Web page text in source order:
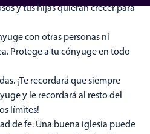
y tus hijas quieran crecer para
con otras personas ni
Protege a tu cónyuge en todo
¡Te recordará que siempre
y le recordará al resto del
límites!
de fe. Una buena iglesia puede